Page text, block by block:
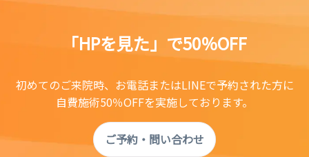
「HPを見た」で50％OFF
初めてのご来院時、お電話またはLINEで予約された方に
自費施術50％OFFを実施しております。
ご予約・問い合わせ